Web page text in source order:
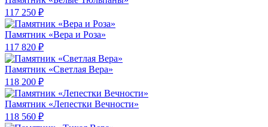
117 250 ₽
Памятник «Вера и Роза»
117 820 ₽
Памятник «Светлая Вера»
118 200 ₽
Памятник «Лепестки Вечности»
118 560 ₽